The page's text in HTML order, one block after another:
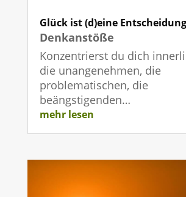
Glück ist (d)eine Entscheidung
Denkanstöße
Konzentrierst du dich
die unangenehmen, die
problematischen, die
beängstigenden…
mehr lesen